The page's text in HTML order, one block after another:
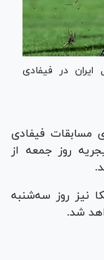
در فیفادی
مسابقات فیفادی
روز جمعه از
نیز روز سه‌شنبه